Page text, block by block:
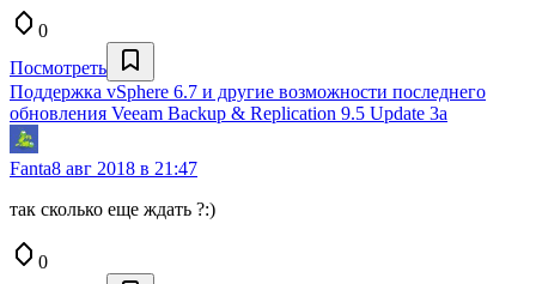
0
Посмотреть
Поддержка vSphere 6.7 и другие возможности последнего
обновления Veeam Backup & Replication 9.5 Update 3a
Fanta8 авг 2018 в 21:47
так сколько еще ждать ?:)
0